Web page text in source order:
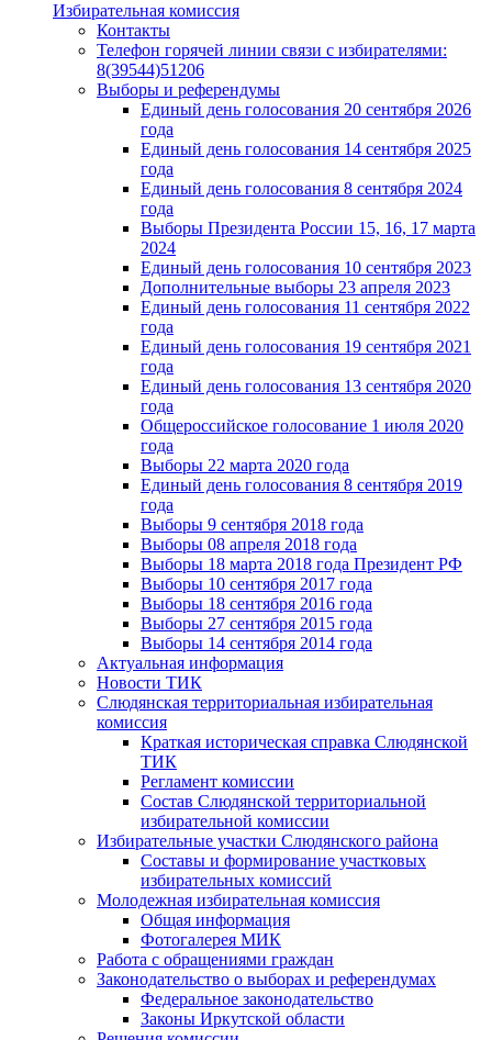
Избирательная комиссия
Контакты
Телефон горячей линии связи с избирателями:
8(39544)51206
Выборы и референдумы
Единый день голосования 20 сентября 2026
года
Единый день голосования 14 сентября 2025
года
Единый день голосования 8 сентября 2024
года
Выборы Президента России 15, 16, 17 марта
2024
Единый день голосования 10 сентября 2023
Дополнительные выборы 23 апреля 2023
Единый день голосования 11 сентября 2022
года
Единый день голосования 19 сентября 2021
года
Единый день голосования 13 сентября 2020
года
Общероссийское голосование 1 июля 2020
года
Выборы 22 марта 2020 года
Единый день голосования 8 сентября 2019
года
Выборы 9 сентября 2018 года
Выборы 08 апреля 2018 года
Выборы 18 марта 2018 года Президент РФ
Выборы 10 сентября 2017 года
Выборы 18 сентября 2016 года
Выборы 27 сентября 2015 года
Выборы 14 сентября 2014 года
Актуальная информация
Новости ТИК
Слюдянская территориальная избирательная
комиссия
Краткая историческая справка Слюдянской
ТИК
Регламент комиссии
Состав Слюдянской территориальной
избирательной комиссии
Избирательные участки Слюдянского района
Составы и формирование участковых
избирательных комиссий
Молодежная избирательная комиссия
Общая информация
Фотогалерея МИК
Работа с обращениями граждан
Законодательство о выборах и референдумах
Федеральное законодательство
Законы Иркутской области